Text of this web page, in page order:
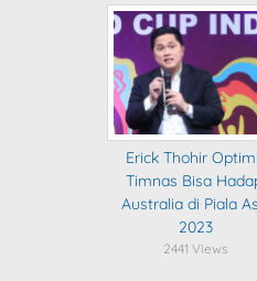
Erick Thohir
Timnas Bisa
Australia di Piala
2023
2441 Views